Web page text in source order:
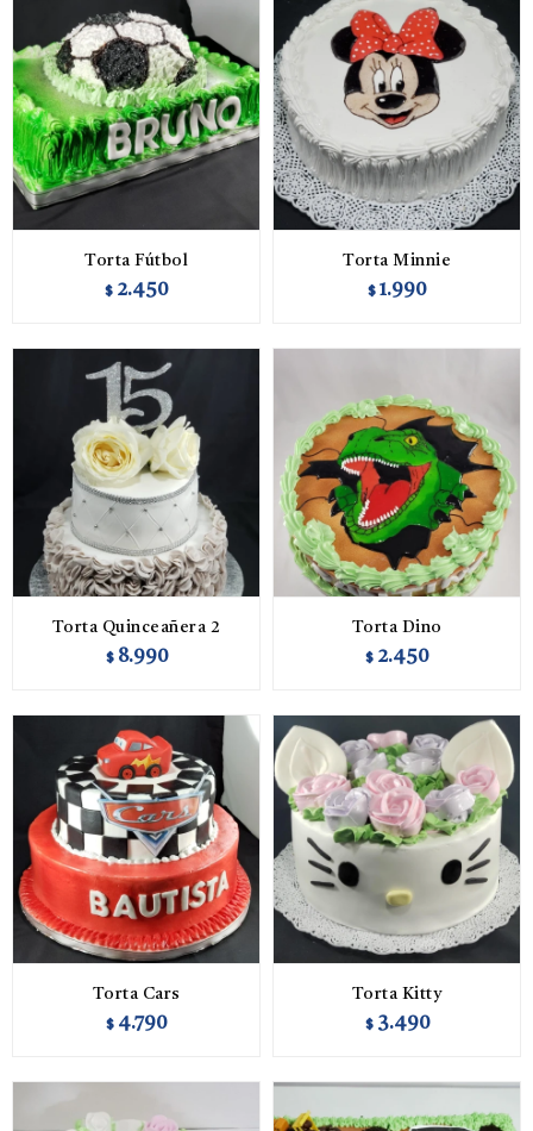
Torta Fútbol
$ 2.450
Torta Minnie
$ 1.990
Torta Quinceañera 2
$ 8.990
Torta Dino
$ 2.450
Torta Cars
$ 4.790
Torta Kitty
$ 3.490